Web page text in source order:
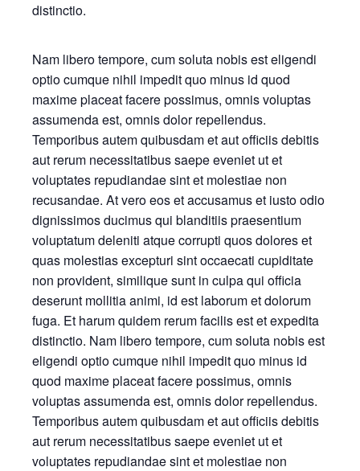
distinctio.
Nam libero tempore, cum soluta nobis est eligendi
optio cumque nihil impedit quo minus id quod
maxime placeat facere possimus, omnis voluptas
assumenda est, omnis dolor repellendus.
Temporibus autem quibusdam et aut officiis debitis
aut rerum necessitatibus saepe eveniet ut et
voluptates repudiandae sint et molestiae non
recusandae. At vero eos et accusamus et iusto odio
dignissimos ducimus qui blanditiis praesentium
voluptatum deleniti atque corrupti quos dolores et
quas molestias excepturi sint occaecati cupiditate
non provident, similique sunt in culpa qui officia
deserunt mollitia animi, id est laborum et dolorum
fuga. Et harum quidem rerum facilis est et expedita
distinctio. Nam libero tempore, cum soluta nobis est
eligendi optio cumque nihil impedit quo minus id
quod maxime placeat facere possimus, omnis
voluptas assumenda est, omnis dolor repellendus.
Temporibus autem quibusdam et aut officiis debitis
aut rerum necessitatibus saepe eveniet ut et
voluptates repudiandae sint et molestiae non